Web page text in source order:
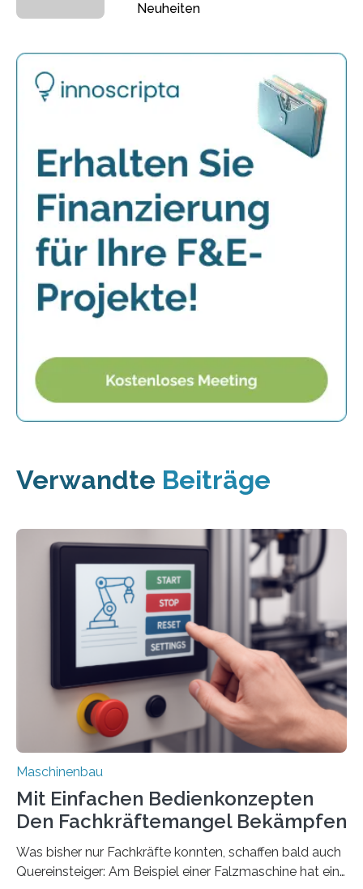
Neuheiten
Verwandte Beiträge
Maschinenbau
Mit Einfachen Bedienkonzepten
Den Fachkräftemangel Bekämpfen
Was bisher nur Fachkräfte konnten, schaffen bald auch
Quereinsteiger: Am Beispiel einer Falzmaschine hat ein